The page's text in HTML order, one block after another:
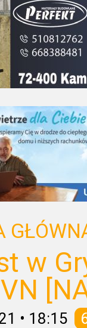
w
• 18:15